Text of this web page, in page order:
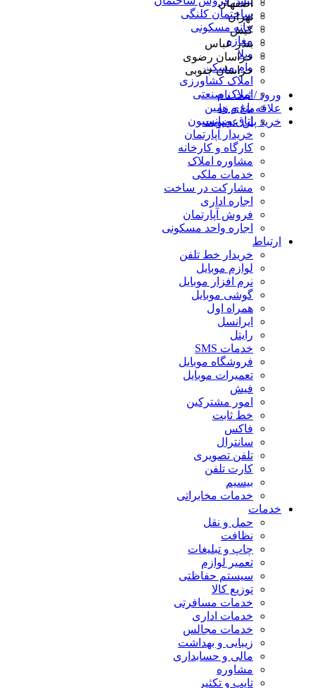
ساختمان کلنگی
خانه مسکونی
مغازه
ویلا
وام مسکن
املاک کشاورزی
املاک صنعتی
باغ و زمین
اتاق و پانسیون
خریدار آپارتمان
کارگاه و کارخانه
مشاوره املاک
خدمات ملکی
مشارکت در ساخت
اجاره اداری
فروش آپارتمان
اجاره واحد مسکونی
ارتباط
خریدار خط تلفن
لوازم موبایل
نرم افزار موبایل
گوشی موبایل
همراه اول
ایرانسل
رایتل
خدمات SMS
فروشگاه موبایل
تعمیرات موبایل
فیش
امور مشترکین
خط ثابت
فاکس
سانترال
تلفن تصویری
کارت تلفن
بیسیم
خدمات مخابراتی
خدمات
حمل و نقل
نظافت
چاپ و تبلیغات
تعمیر لوازم
سیستم حفاظتی
توزیع کالا
خدمات مسافرتی
خدمات اداری
خدمات مجالس
زیبایی و بهداشت
مالی و حسابداری
مشاوره
تایپ و تکثیر
اصفهان
تهران
کیش
بندر عباس
خراسان رضوی
خراسان جنوبی
ورود / ثبت نام
علاقه‌مندی ها
خرید پلن عضویت